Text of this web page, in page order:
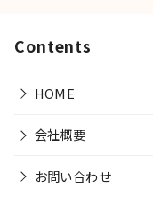
Contents
HOME
会社概要
お問い合わせ